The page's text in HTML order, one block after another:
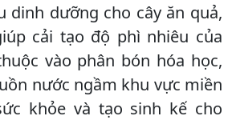
dinh dưỡng cho cây ăn quả,
cải tạo độ phì nhiêu của
vào phân bón hóa học,
nước ngầm khu vực miền
khỏe và tạo sinh kế cho